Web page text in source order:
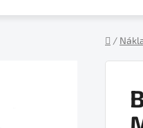
/